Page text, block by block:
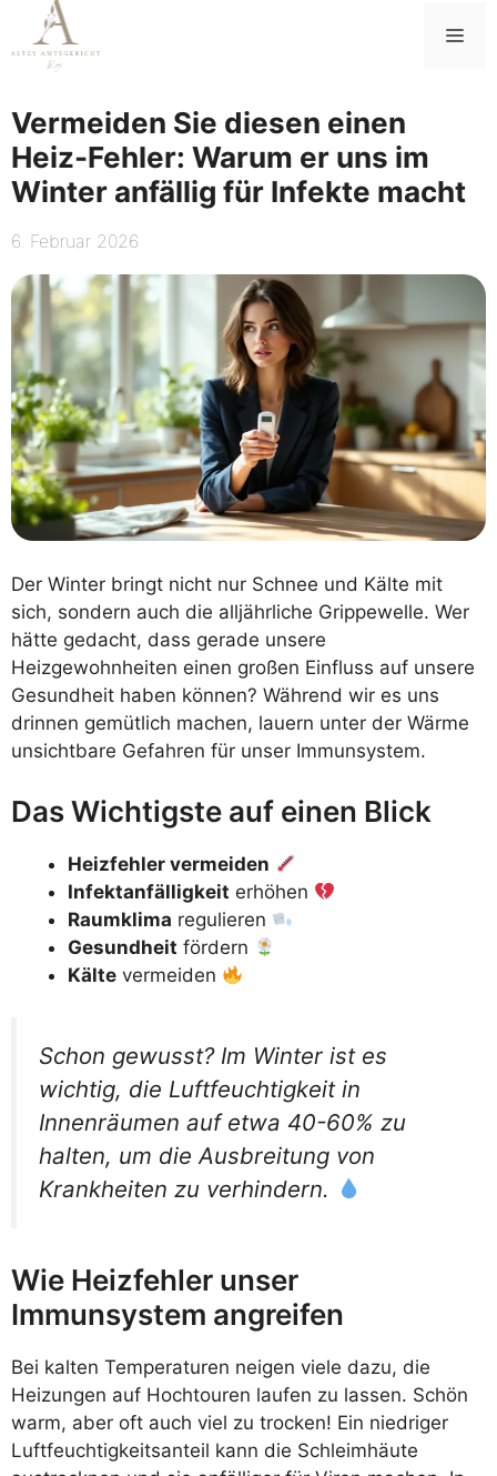
Inhalt
springen
Vermeiden Sie diesen einen
Heiz-Fehler: Warum er uns im
Winter anfällig für Infekte macht
6. Februar 2026
Der Winter bringt nicht nur Schnee und Kälte mit
sich, sondern auch die alljährliche Grippewelle. Wer
hätte gedacht, dass gerade unsere
Heizgewohnheiten einen großen Einfluss auf unsere
Gesundheit haben können? Während wir es uns
drinnen gemütlich machen, lauern unter der Wärme
unsichtbare Gefahren für unser Immunsystem.
Das Wichtigste auf einen Blick
Heizfehler vermeiden
Infektanfälligkeit erhöhen
Raumklima regulieren
Gesundheit fördern
Kälte vermeiden
Schon gewusst? Im Winter ist es
wichtig, die Luftfeuchtigkeit in
Innenräumen auf etwa 40-60% zu
halten, um die Ausbreitung von
Krankheiten zu verhindern.
Wie Heizfehler unser
Immunsystem angreifen
Bei kalten Temperaturen neigen viele dazu, die
Heizungen auf Hochtouren laufen zu lassen. Schön
warm, aber oft auch viel zu trocken! Ein niedriger
Luftfeuchtigkeitsanteil kann die Schleimhäute